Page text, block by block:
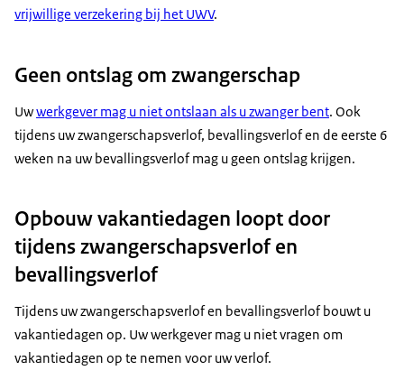
vrijwillige verzekering bij het UWV.
Geen ontslag om zwangerschap
Uwwerkgever mag u niet ontslaan als u zwanger bent. Ook
tijdens uw zwangerschapsverlof, bevallingsverlof en de eerste 6
weken na uw bevallingsverlof mag u geen ontslag krijgen.
Opbouw vakantiedagen loopt door
tijdens zwangerschapsverlof en
bevallingsverlof
Tijdens uw zwangerschapsverlof en bevallingsverlof bouwt u
vakantiedagen op. Uw werkgever mag u niet vragen om
vakantiedagen op te nemen voor uw verlof.